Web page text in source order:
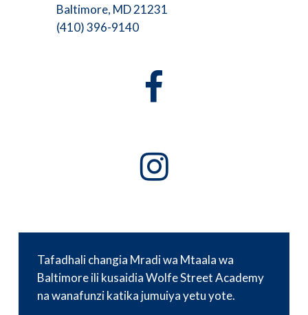
Baltimore, MD 21231
(410) 396-9140
Tafadhali changia Mradi wa Mtaala wa
Baltimore ili kusaidia Wolfe Street Academy
na wanafunzi katika jumuiya yetu yote.